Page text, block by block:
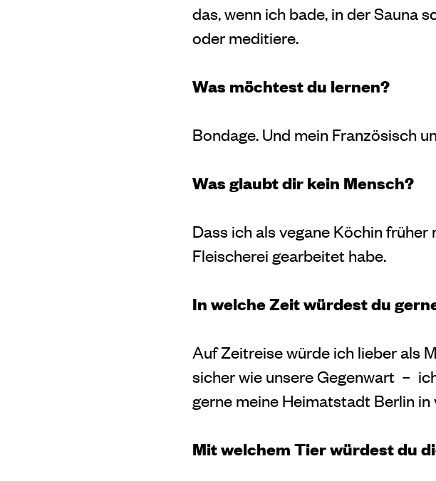
das, wenn ich bade, in der Sauna
oder meditiere.
Was möchtest du lernen?
Bondage. Und mein Französisch
Was glaubt dir kein Mensch?
Dass ich als vegane Köchin
Fleischerei gearbeitet habe.
In welche Zeit würdest du
Auf Zeitreise würde ich lieber als
sicher wie unsere Gegenwart –
gerne meine Heimatstadt Berlin
Mit welchem Tier würdest du